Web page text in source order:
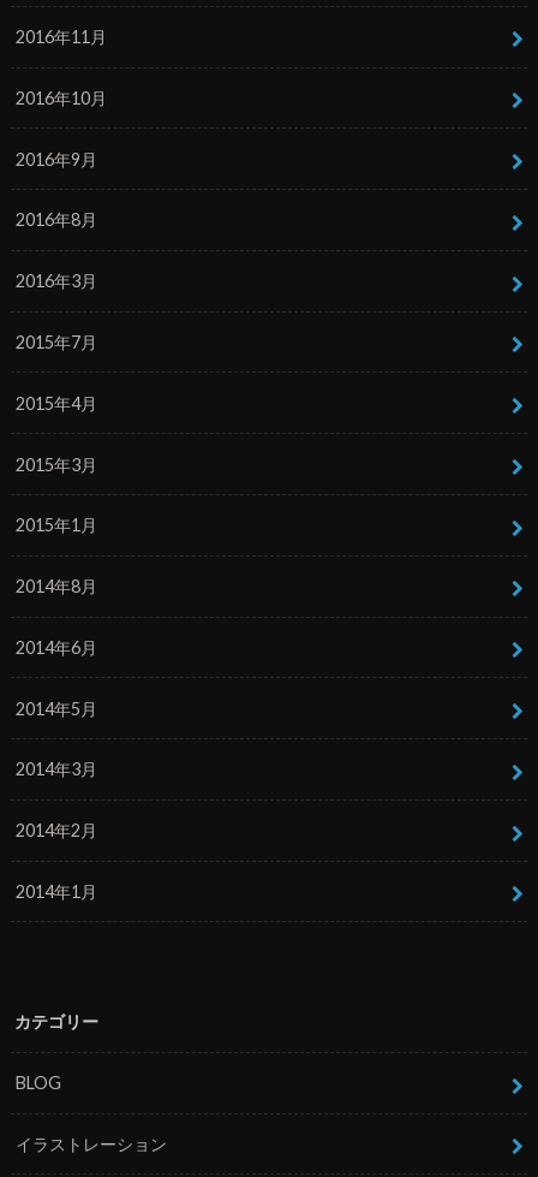
2016年11月
2016年10月
2016年9月
2016年8月
2016年3月
2015年7月
2015年4月
2015年3月
2015年1月
2014年8月
2014年6月
2014年5月
2014年3月
2014年2月
2014年1月
カテゴリー
BLOG
イラストレーション